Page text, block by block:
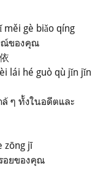
měi gè biǎo qíng
ณ์ของคุณ
lái hé guò qù jǐn jǐn
ๆ ทั้งในอดีตและ
zōng jī
อยของคุณ